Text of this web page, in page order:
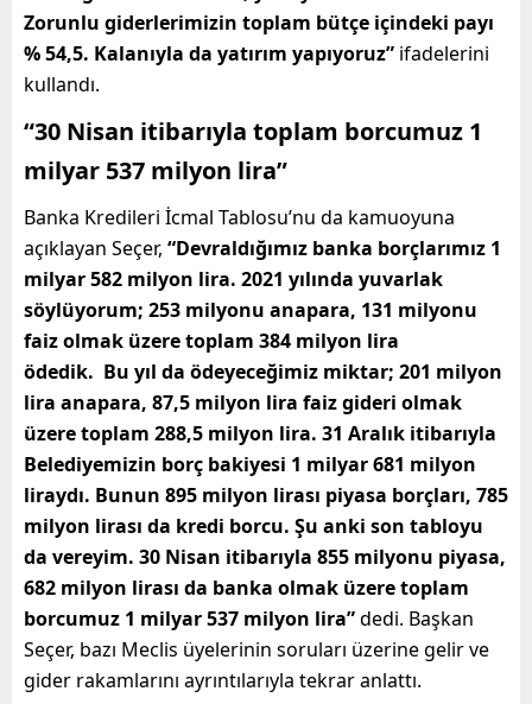
Zorunlu giderlerimizin toplam bütçe içindeki payı
% 54,5. Kalanıyla da yatırım yapıyoruz” ifadelerini
kullandı.
“30 Nisan itibarıyla toplam borcumuz 1
milyar 537 milyon lira”
Banka Kredileri İcmal Tablosu’nu da kamuoyuna
açıklayan Seçer, “Devraldığımız banka borçlarımız 1
milyar 582 milyon lira. 2021 yılında yuvarlak
söylüyorum; 253 milyonu anapara, 131 milyonu
faiz olmak üzere toplam 384 milyon lira
ödedik. Bu yıl da ödeyeceğimiz miktar; 201 milyon
lira anapara, 87,5 milyon lira faiz gideri olmak
üzere toplam 288,5 milyon lira. 31 Aralık itibarıyla
Belediyemizin borç bakiyesi 1 milyar 681 milyon
liraydı. Bunun 895 milyon lirası piyasa borçları, 785
milyon lirası da kredi borcu. Şu anki son tabloyu
da vereyim. 30 Nisan itibarıyla 855 milyonu piyasa,
682 milyon lirası da banka olmak üzere toplam
borcumuz 1 milyar 537 milyon lira”dedi. Başkan
Seçer, bazı Meclis üyelerinin soruları üzerine gelir ve
gider rakamlarını ayrıntılarıyla tekrar anlattı.